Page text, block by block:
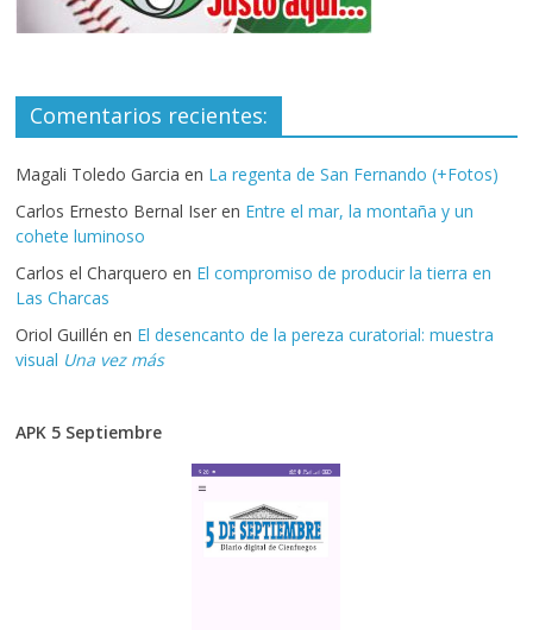
Comentarios recientes:
Magali Toledo Garcia en La regenta de San Fernando (+Fotos)
Carlos Ernesto Bernal Iser en Entre el mar, la montaña y un
cohete luminoso
Carlos el Charquero en El compromiso de producir la tierra en
Las Charcas
Oriol Guillén en El desencanto de la pereza curatorial: muestra
visual Una vez más
APK 5 Septiembre